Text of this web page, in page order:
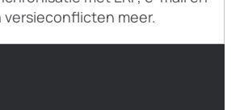
versieconflicten meer.